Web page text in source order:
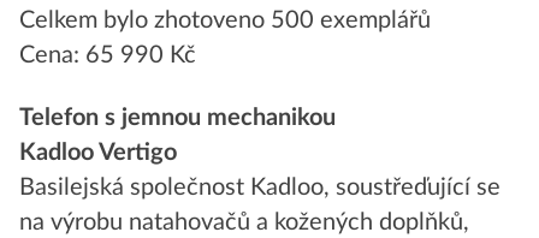
Celkem bylo zhotoveno 500 exemplářů
Cena: 65 990 Kč
Telefon s jemnou mechanikou
Kadloo Vertigo
Basilejská společnost Kadloo, soustřeďující se
na výrobu natahovačů a kožených doplňků,